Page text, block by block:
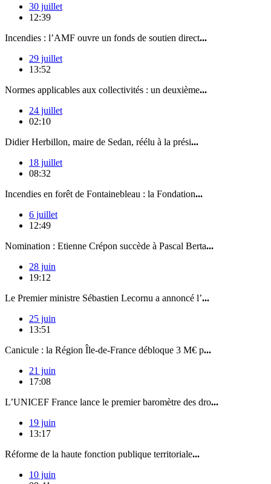
30 juillet
12:39
Incendies : l’AMF ouvre un fonds de soutien direct...
29 juillet
13:52
Normes applicables aux collectivités : un deuxième...
24 juillet
02:10
Didier Herbillon, maire de Sedan, réélu à la prési...
18 juillet
08:32
Incendies en forêt de Fontainebleau : la Fondation...
6 juillet
12:49
Nomination : Etienne Crépon succède à Pascal Berta...
28 juin
19:12
Le Premier ministre Sébastien Lecornu a annoncé l’...
25 juin
13:51
Canicule : la Région Île-de-France débloque 3 M€ p...
21 juin
17:08
L’UNICEF France lance le premier baromètre des dro...
19 juin
13:17
Réforme de la haute fonction publique territoriale...
10 juin